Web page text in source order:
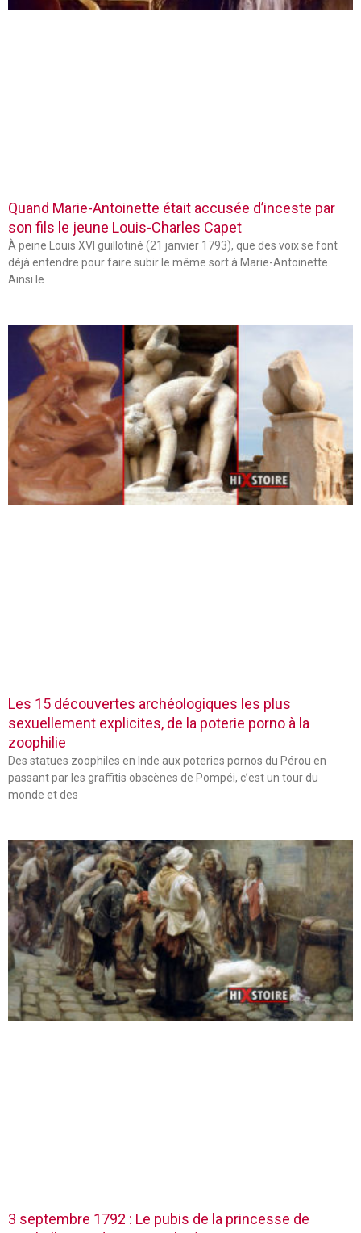
Quand Marie-Antoinette était accusée d’inceste par
son fils le jeune Louis-Charles Capet
À peine Louis XVI guillotiné (21 janvier 1793), que des voix se font
déjà entendre pour faire subir le même sort à Marie-Antoinette.
Ainsi le
Les 15 découvertes archéologiques les plus
sexuellement explicites, de la poterie porno à la
zoophilie
Des statues zoophiles en Inde aux poteries pornos du Pérou en
passant par les graffitis obscènes de Pompéi, c’est un tour du
monde et des
3 septembre 1792 : Le pubis de la princesse de